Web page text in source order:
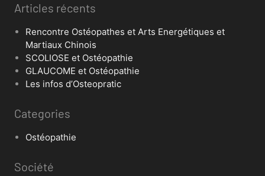
Articles récents
Rencontre Ostéopathes et Arts Energétiques et
Martiaux Chinois
SCOLIOSE et Ostéopathie
GLAUCOME et Ostéopathie
Les infos d’Osteopratic
Categories
Ostéopathie
Société